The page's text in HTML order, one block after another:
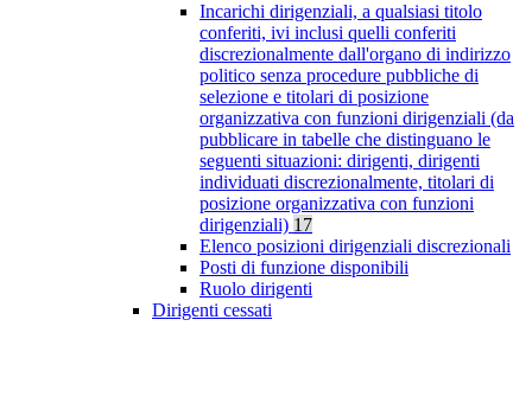
Incarichi dirigenziali, a qualsiasi titolo
conferiti, ivi inclusi quelli conferiti
discrezionalmente dall'organo di indirizzo
politico senza procedure pubbliche di
selezione e titolari di posizione
organizzativa con funzioni dirigenziali (da
pubblicare in tabelle che distinguano le
seguenti situazioni: dirigenti, dirigenti
individuati discrezionalmente, titolari di
posizione organizzativa con funzioni
dirigenziali) 17
Elenco posizioni dirigenziali discrezionali
Posti di funzione disponibili
Ruolo dirigenti
Dirigenti cessati